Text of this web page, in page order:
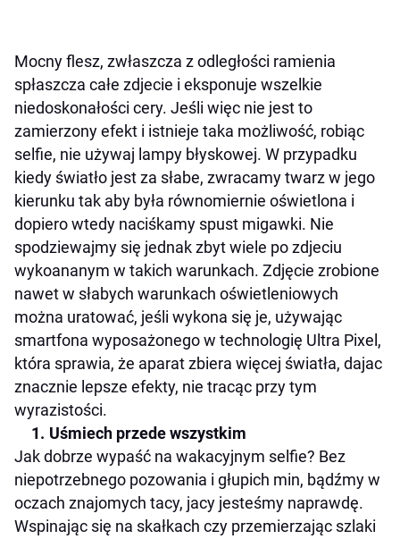
Mocny flesz, zwłaszcza z odległości ramienia
spłaszcza całe zdjecie i eksponuje wszelkie
niedoskonałości cery. Jeśli więc nie jest to
zamierzony efekt i istnieje taka możliwość, robiąc
selfie, nie używaj lampy błyskowej. W przypadku
kiedy światło jest za słabe, zwracamy twarz w jego
kierunku tak aby była równomiernie oświetlona i
dopiero wtedy naciśkamy spust migawki. Nie
spodziewajmy się jednak zbyt wiele po zdjeciu
wykoananym w takich warunkach. Zdjęcie zrobione
nawet w słabych warunkach oświetleniowych
można uratować, jeśli wykona się je, używając
smartfona wyposażonego w technologię Ultra Pixel,
która sprawia, że aparat zbiera więcej światła, dajac
znacznie lepsze efekty, nie tracąc przy tym
wyrazistości.
Uśmiech przede wszystkim
Jak dobrze wypaść na wakacyjnym selfie? Bez
niepotrzebnego pozowania i głupich min, bądźmy w
oczach znajomych tacy, jacy jesteśmy naprawdę.
Wspinając się na skałkach czy przemierzając szlaki